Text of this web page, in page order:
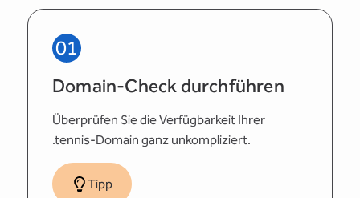
01
Domain-Check durchführen
Überprüfen Sie die Verfügbarkeit Ihrer
.tennis-Domain ganz unkompliziert.
Tipp